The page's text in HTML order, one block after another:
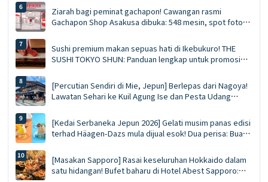
dagangan baharu, sesi bergambar watak, dan panduan
praktikal untuk tempahan pengangkutan ✨
Ziarah bagi peminat gachapon! Cawangan rasmi
Gachapon Shop Asakusa dibuka: 548 mesin, spot foto
tempat.
Sushi premium makan sepuas hati di Ikebukuro! THE
SUSHI TOKYO SHUN: Panduan lengkap untuk promosi
tanpa had dan sushi yang dibuat segar oleh cef.
[Percutian Sendiri di Mie, Jepun] Berlepas dari Nagoya!
Lawatan Sehari ke Kuil Agung Ise dan Pesta Udang
[Kedai Serbaneka Jepun 2026] Gelati musim panas edisi
terhad Häagen-Dazs mula dijual esok! Dua perisa: Buah
[Masakan Sapporo] Rasai keseluruhan Hokkaido dalam
satu hidangan! Bufet baharu di Hotel Abest Sapporo: